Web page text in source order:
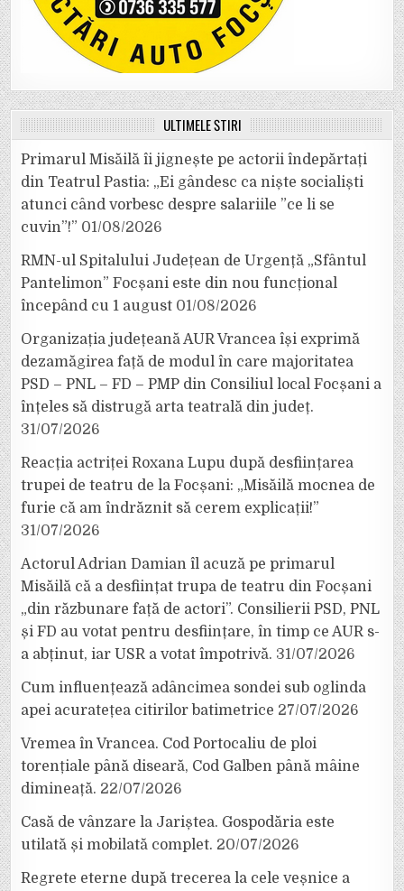
ULTIMELE ȘTIRI
Primarul Misăilă îi jignește pe actorii îndepărtați
din Teatrul Pastia: „Ei gândesc ca niște socialiști
atunci când vorbesc despre salariile ”ce li se
cuvin”!” 01/08/2026
RMN-ul Spitalului Județean de Urgență „Sfântul
Pantelimon” Focșani este din nou funcțional
începând cu 1 august 01/08/2026
Organizația județeană AUR Vrancea își exprimă
dezamăgirea față de modul în care majoritatea
PSD – PNL – FD – PMP din Consiliul local Focșani a
înțeles să distrugă arta teatrală din județ.
31/07/2026
Reacția actriței Roxana Lupu după desființarea
trupei de teatru de la Focșani: „Misăilă mocnea de
furie că am îndrăznit să cerem explicații!”
31/07/2026
Actorul Adrian Damian îl acuză pe primarul
Misăilă că a desființat trupa de teatru din Focșani
„din răzbunare față de actori”. Consilierii PSD, PNL
și FD au votat pentru desființare, în timp ce AUR s-
a abținut, iar USR a votat împotrivă. 31/07/2026
Cum influențează adâncimea sondei sub oglinda
apei acuratețea citirilor batimetrice 27/07/2026
Vremea în Vrancea. Cod Portocaliu de ploi
torențiale până diseară, Cod Galben până mâine
dimineață. 22/07/2026
Casă de vânzare la Jariștea. Gospodăria este
utilată și mobilată complet. 20/07/2026
Regrete eterne după trecerea la cele veșnice a